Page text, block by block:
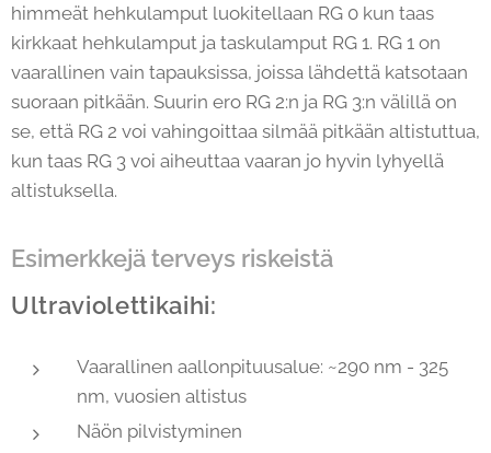
himmeät hehkulamput luokitellaan RG 0 kun taas
kirkkaat hehkulamput ja taskulamput RG 1. RG 1 on
vaarallinen vain tapauksissa, joissa lähdettä katsotaan
suoraan pitkään. Suurin ero RG 2:n ja RG 3:n välillä on
se, että RG 2 voi vahingoittaa silmää pitkään altistuttua,
kun taas RG 3 voi aiheuttaa vaaran jo hyvin lyhyellä
altistuksella.
Esimerkkejä terveys riskeistä
Ultraviolettikaihi:
Vaarallinen aallonpituusalue: ~290 nm - 325
nm, vuosien altistus
Näön pilvistyminen